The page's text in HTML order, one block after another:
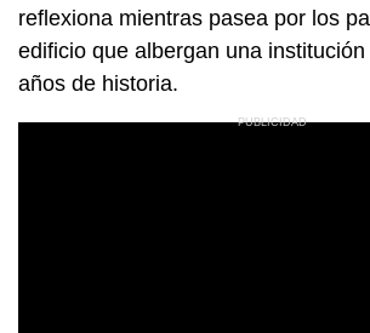
reflexiona mientras pasea por los
edificio que albergan una
años de historia.